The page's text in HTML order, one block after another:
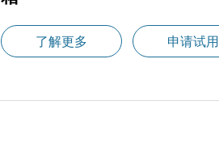
了解更多 申请试用